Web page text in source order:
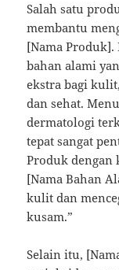
Salah satu
membantu
[Nama
bahan alami
ekstra bagi
dan sehat.
dermatologi
tepat sangat
Produk dengan
[Nama Bahan
kulit dan
kusam.”
Selain itu,